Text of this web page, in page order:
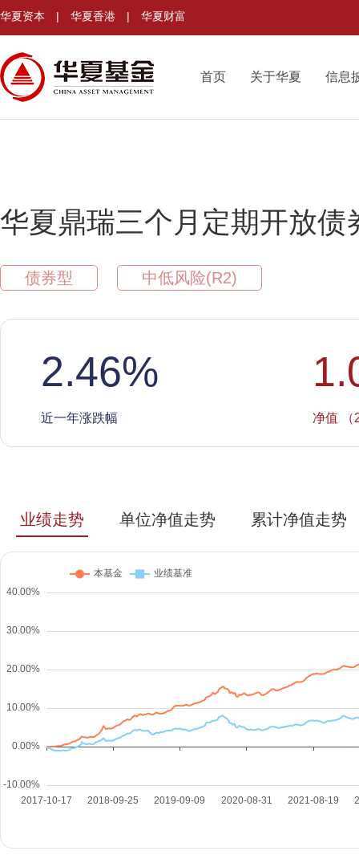
华夏资本 | 华夏香港 | 华夏财富
首页 关于华夏 信息
华夏鼎瑞三个月定期开放债
债券型 中低风险(R2)
2.46%
近一年涨跌幅 净值 （
业绩走势 单位净值走势 累计净值走势